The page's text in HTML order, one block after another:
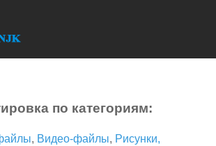
по категориям:
, Видео-файлы, Рисунки,